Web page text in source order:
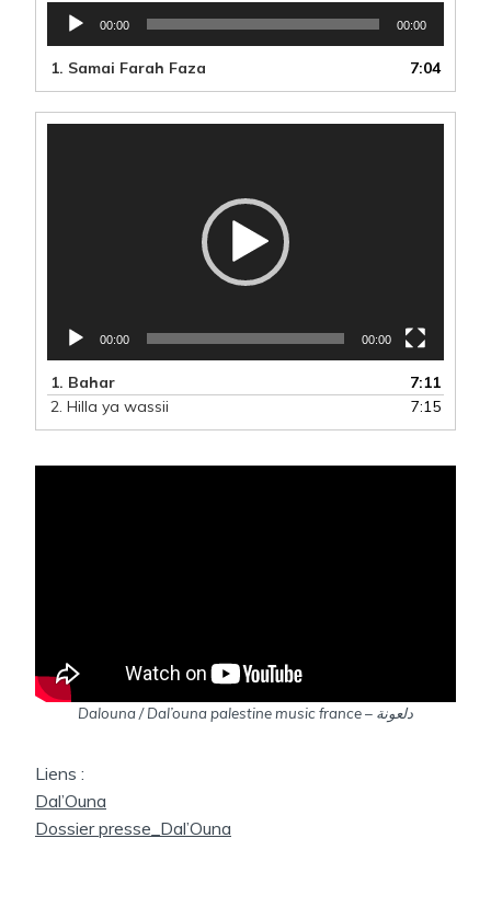
Lecteur
audio
00:00 00:00
1. Samai Farah Faza 7:04
00:00 00:00
1. Bahar
7:11
2. Hilla ya wassii 7:15
Dalouna / Dal’ouna palestine music france – دلعونة
Liens :
Dal’Ouna
Dossier presse_Dal’Ouna